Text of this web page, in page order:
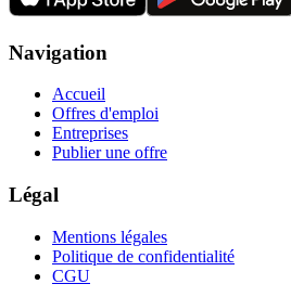
Navigation
Accueil
Offres d'emploi
Entreprises
Publier une offre
Légal
Mentions légales
Politique de confidentialité
CGU